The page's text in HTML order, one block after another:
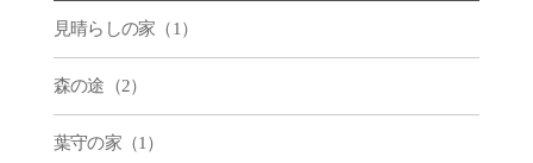
見晴らしの家（1）
森の途（2）
葉守の家（1）